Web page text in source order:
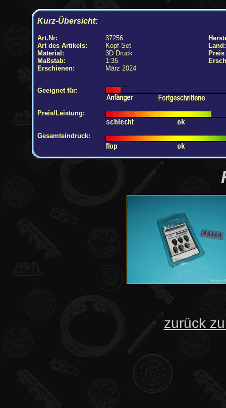
Kurz-Übersicht:
Art.Nr:
Art des Artikels:
Material:
Maßstab:
Erschienen:
37256
Kopf-Set
3D Druck
1:35
März 2024
Land:
Geeignet für:
Preis/Leistung:
Gesamteindruck:
zurück